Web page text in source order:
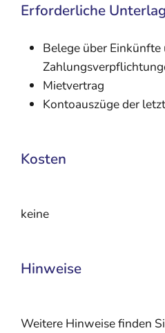
Erforderliche
Belege über Einkünfte
Mietvertrag
Kontoauszüge der
Kosten
keine
Hinweise
Weitere Hinweise finden